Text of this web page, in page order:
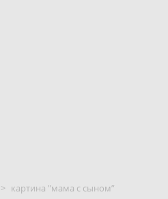
> картина "мама с сыном”